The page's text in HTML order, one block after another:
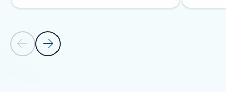
이전 슬라이드다음 슬라이드